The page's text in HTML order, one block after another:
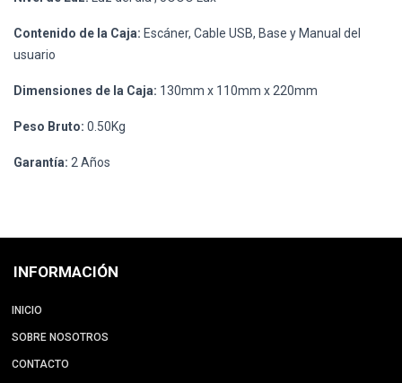
Contenido de la Caja: Escáner, Cable USB, Base y Manual del
usuario
Dimensiones de la Caja: 130mm x 110mm x 220mm
Peso Bruto: 0.50Kg
Garantía: 2 Años
INFORMACIÓN
INICIO
SOBRE NOSOTROS
CONTACTO